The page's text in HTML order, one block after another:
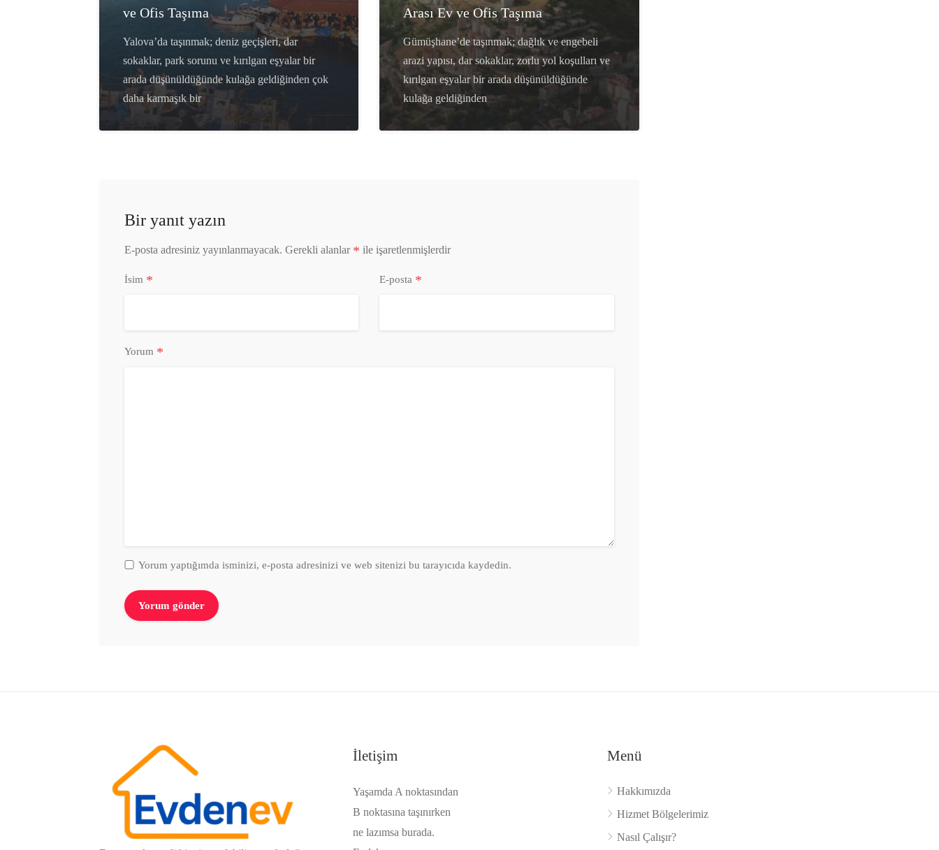
ve Ofis Taşıma
Yalova’da taşınmak; deniz geçişleri, dar
sokaklar, park sorunu ve kırılgan eşyalar bir
arada düşünüldüğünde kulağa geldiğinden çok
daha karmaşık bir
Arası Ev ve Ofis Taşıma
Gümüşhane’de taşınmak; dağlık ve engebeli
arazi yapısı, dar sokaklar, zorlu yol koşulları ve
kırılgan eşyalar bir arada düşünüldüğünde
kulağa geldiğinden
Bir yanıt yazın
E-posta adresiniz yayınlanmayacak. Gerekli alanlar * ile işaretlenmişlerdir
İsim * E-posta *
Yorum *
Yorum yaptığımda isminizi, e-posta adresinizi ve web sitenizi bu tarayıcıda kaydedin.
İletişim
Yaşamda A noktasından
B noktasına taşınırken
ne lazımsa burada.
Menü
Hakkımızda
Hizmet Bölgelerimiz
Nasıl Çalışır?